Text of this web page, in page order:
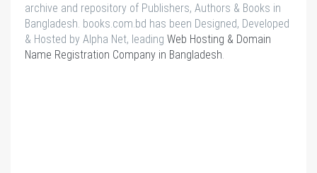
archive and repository of Publishers, Authors & Books in
Bangladesh. books.com.bd has been Designed, Developed
& Hosted by Alpha Net, leading Web Hosting & Domain
Name Registration Company in Bangladesh